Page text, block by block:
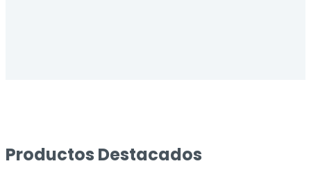
Productos Destacados